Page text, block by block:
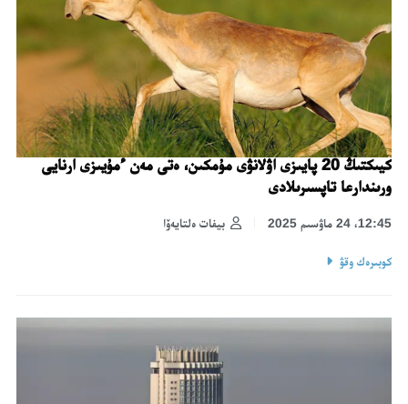
كيىكتىڭ 20 پايىزى اۋلانۋى مۇمكىن، ەتى مەن ءمۇيىزى ارنايى
ورىندارعا تاپسىرىلادى
بيفات ەلتايەۆا 12:45، 24 ماۋسىم 2025
كوبىرەك وقۋ